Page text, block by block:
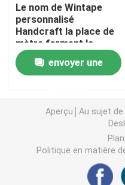
Ruban métrique
calibre de graisse du
Bande de mesure de
ruban métrique en
Le nom de Wintape
personnalisé
Handcraft la place de
mètre forment la
traction douce et
rétractent des
mesures de
la chaîne principale
envoyer une
Aperçu Au sujet
Politique en matière